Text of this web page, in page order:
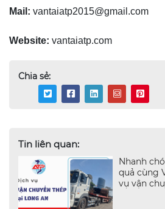
Mail: vantaiatp2015@gmail.com
Website: vantaiatp.com
Chia sẻ:
Tin liên quan:
Nhanh
quả cùng
vụ vận